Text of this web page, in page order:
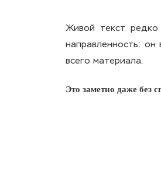
Живой текст редко
направленность:
всего материала.
Это заметно даже без